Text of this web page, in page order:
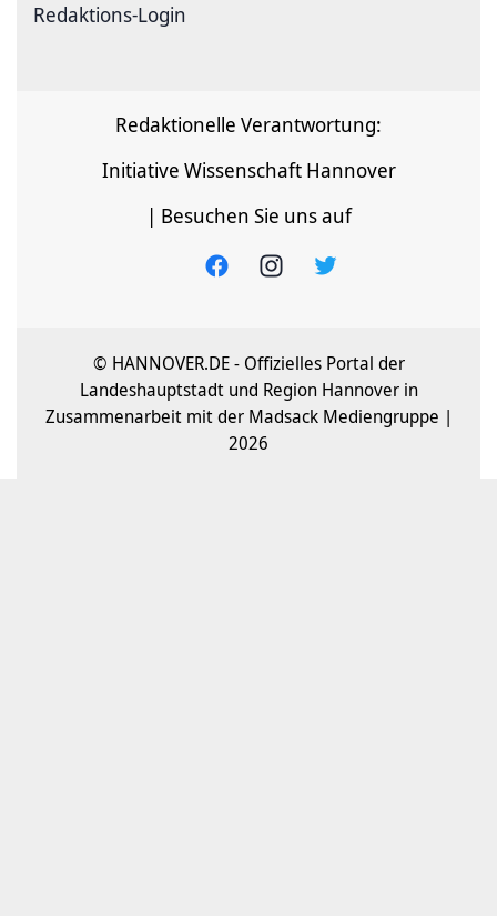
Redaktions-Login
Redaktionelle Verantwortung:
Initiative Wissenschaft Hannover
| Besuchen Sie uns auf
© HANNOVER.DE - Offizielles Portal der
Landeshauptstadt und Region Hannover in
Zusammenarbeit mit der Madsack Mediengruppe |
2026